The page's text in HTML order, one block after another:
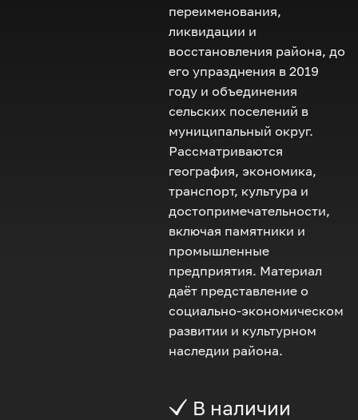
переименования,
ликвидации и
восстановления района, до
его упразднения в 2019
году и объединения
сельских поселений в
муниципальный округ.
Рассматриваются
география, экономика,
транспорт, культура и
достопримечательности,
включая памятники и
промышленные
предприятия. Материал
даёт представление о
социально-экономическом
развитии и культурном
наследии района.
В наличии